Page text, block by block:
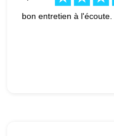
bon entretien à l'écoute.